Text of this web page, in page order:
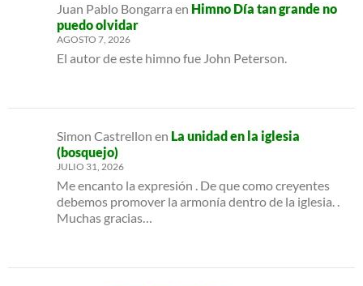
Juan Pablo Bongarra en Himno Día tan grande no
puedo olvidar
AGOSTO 7, 2026
El autor de este himno fue John Peterson.
Simon Castrellon en La unidad en la iglesia
(bosquejo)
JULIO 31, 2026
Me encanto la expresión . De que como creyentes
debemos promover la armonía dentro de la iglesia. .
Muchas gracias…